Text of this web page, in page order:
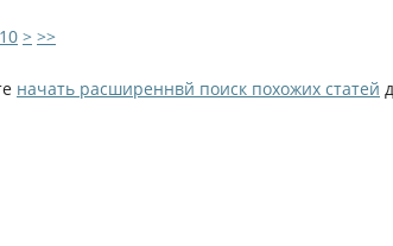
10 > >>
начать расширеннвй поиск похожих статей